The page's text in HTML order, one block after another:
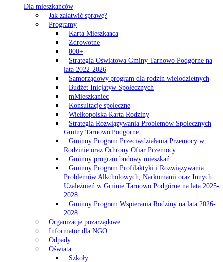
Dla mieszkańców
Jak załatwić sprawę?
Programy
Karta Mieszkańca
Zdrowotne
800+
Strategia Oświatowa Gminy Tarnowo Podgórne na
lata 2022-2026
Samorządowy program dla rodzin wielodzietnych
Budżet Inicjatyw Społecznych
mMieszkaniec
Konsultacje społeczne
Wielkopolska Karta Rodziny
Strategia Rozwiązywania Problemów Społecznych
Gminy Tarnowo Podgórne
Gminny Program Przeciwdziałania Przemocy w
Rodzinie oraz Ochrony Ofiar Przemocy
Gminny program budowy mieszkań
Gminny Program Profilaktyki i Rozwiązywania
Problemów Alkoholowych, Narkomanii oraz Innych
Uzależnień w Gminie Tarnowo Podgórne na lata 2025-
2028
Gminny Program Wspierania Rodziny na lata 2026-
2028
Organizacje pozarządowe
Informator dla NGO
Odpady
Oświata
Szkoły